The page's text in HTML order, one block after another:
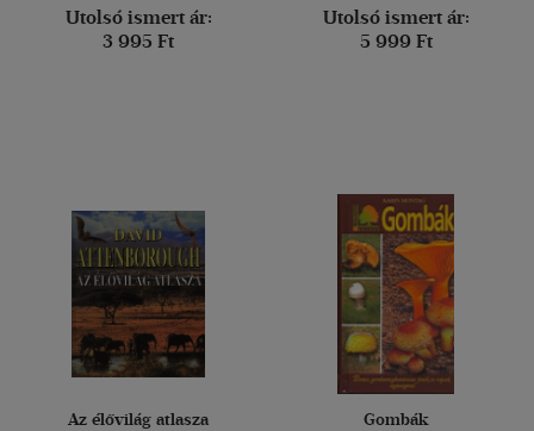
Utolsó ismert ár:
3 995 Ft
Utolsó ismert ár:
5 999 Ft
Az élővilág atlasza Gombák